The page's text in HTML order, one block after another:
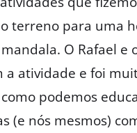
terreno para uma
O Rafael e
a atividade e foi
podemos
(e nós mesmos)